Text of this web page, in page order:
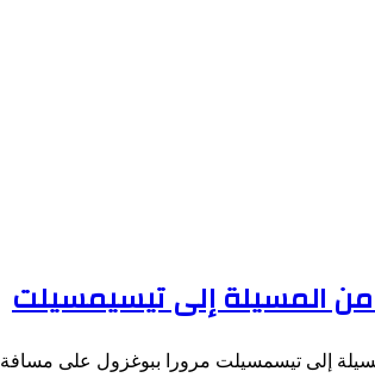
من المسيلة إلى تيسيمسيلت
مرورا ببوغزول على مسافة 290كلم، وبسرعة يصل مداها إلى 160كلم…